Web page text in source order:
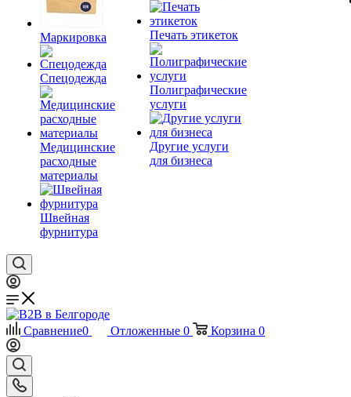
Маркировка
Спецодежда
Медицинские
расходные
материалы
Швейная
фурнитура
Печать этикеток
Полиграфические
услуги
Другие услуги
для бизнеса
Сравнение0 Отложенные 0 Корзина 0